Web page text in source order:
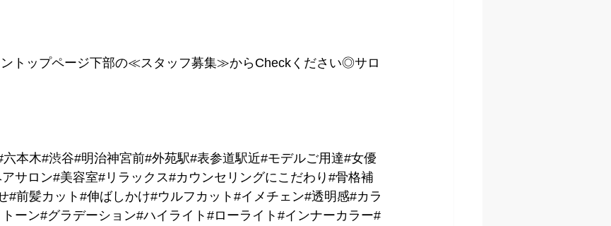
トップページ下部の≪スタッフ募集≫からCheckください◎サロ
本木#渋谷#明治神宮前#外苑駅#表参道駅近#モデルご用達#女優
サロン#美容室#リラックス#カウンセリングにこだわり#骨格補
#前髪カット#伸ばしかけ#ウルフカット#イメチェン#透明感#カラ
ーン#グラデーション#ハイライト#ローライト#インナーカラー#